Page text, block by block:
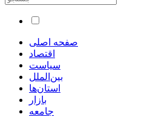
صفحه اصلی
اقتصاد
سیاست
بین‌الملل
استان‌ها
بازار
جامعه